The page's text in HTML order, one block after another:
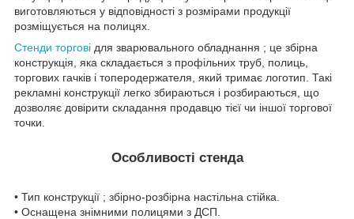
виготовляються у відповідності з розмірами продукції
розміщується на полицях.
Стенди торгові для зварювального обладнання ; це збірна
конструкція, яка складається з профільних труб, полиць,
торгових гачків і топеродержателя, який тримає логотип. Такі
рекламні конструкції легко збираються і розбираються, що
дозволяє довірити складання продавцю тієї чи іншої торгової
точки.
Особливості стенда
• Тип конструкції ; збірно-розбірна настільна стійка.
• Оснащена знімними полицями з ДСП.